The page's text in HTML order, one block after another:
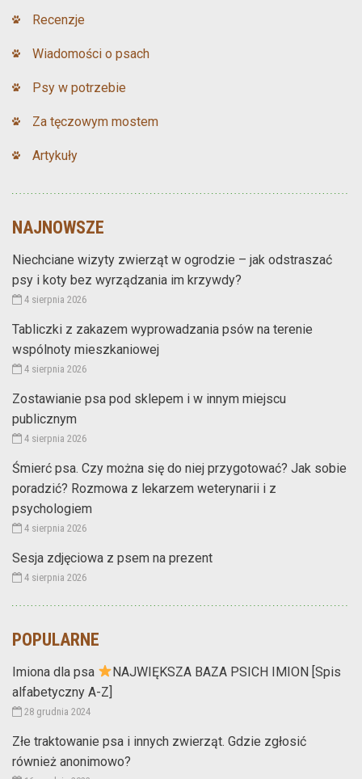
Recenzje
Wiadomości o psach
Psy w potrzebie
Za tęczowym mostem
Artykuły
NAJNOWSZE
Niechciane wizyty zwierząt w ogrodzie – jak odstraszać
psy i koty bez wyrządzania im krzywdy?
4 sierpnia 2026
Tabliczki z zakazem wyprowadzania psów na terenie
wspólnoty mieszkaniowej
4 sierpnia 2026
Zostawianie psa pod sklepem i w innym miejscu
publicznym
4 sierpnia 2026
Śmierć psa. Czy można się do niej przygotować? Jak sobie
poradzić? Rozmowa z lekarzem weterynarii i z
psychologiem
4 sierpnia 2026
Sesja zdjęciowa z psem na prezent
4 sierpnia 2026
POPULARNE
Imiona dla psa
NAJWIĘKSZA BAZA PSICH IMION [Spis
alfabetyczny A-Z]
28 grudnia 2024
Złe traktowanie psa i innych zwierząt. Gdzie zgłosić
również anonimowo?